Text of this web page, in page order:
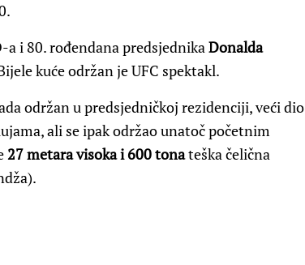
a i 80. rođendana predsjednikaDonalda
kuće održan je UFC spektakl.
održan u predsjedničkoj rezidenciji, veći dio
ali se ipak održao unatoč početnim
27 metara visoka i 600 tonateška čelična